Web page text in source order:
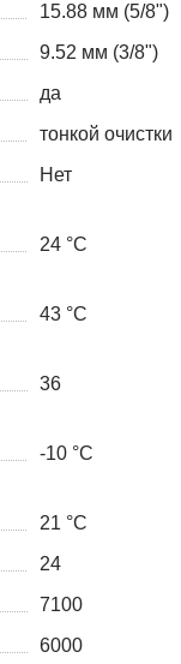
15.88 мм (5/8")
9.52 мм (3/8")
да
тонкой очистки
Нет
24 °С
43 °С
36
-10 °С
21 °С
24
7100
6000